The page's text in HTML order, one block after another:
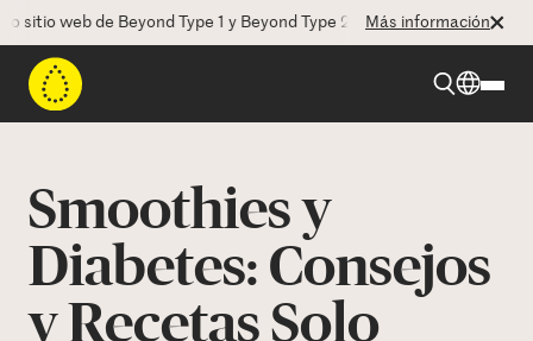
web de Beyond Type 1 y Beyond Type 2! La CEO Deborah Dugan
Más información
Recursos
Smoothies y
Diabetes: Consejos
y Recetas Solo